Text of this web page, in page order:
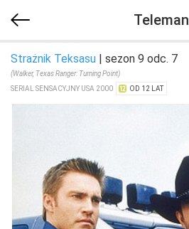
Teleman
Strażnik Teksasu | sezon 9 odc. 7
(Walker, Texas Ranger: Turning Point)
SERIAL SENSACYJNY USA 2000
OD 12 LAT